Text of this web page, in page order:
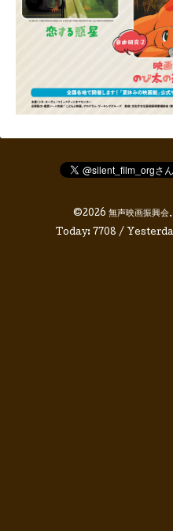
©2026 無声映画振興会
Today: 7708 /